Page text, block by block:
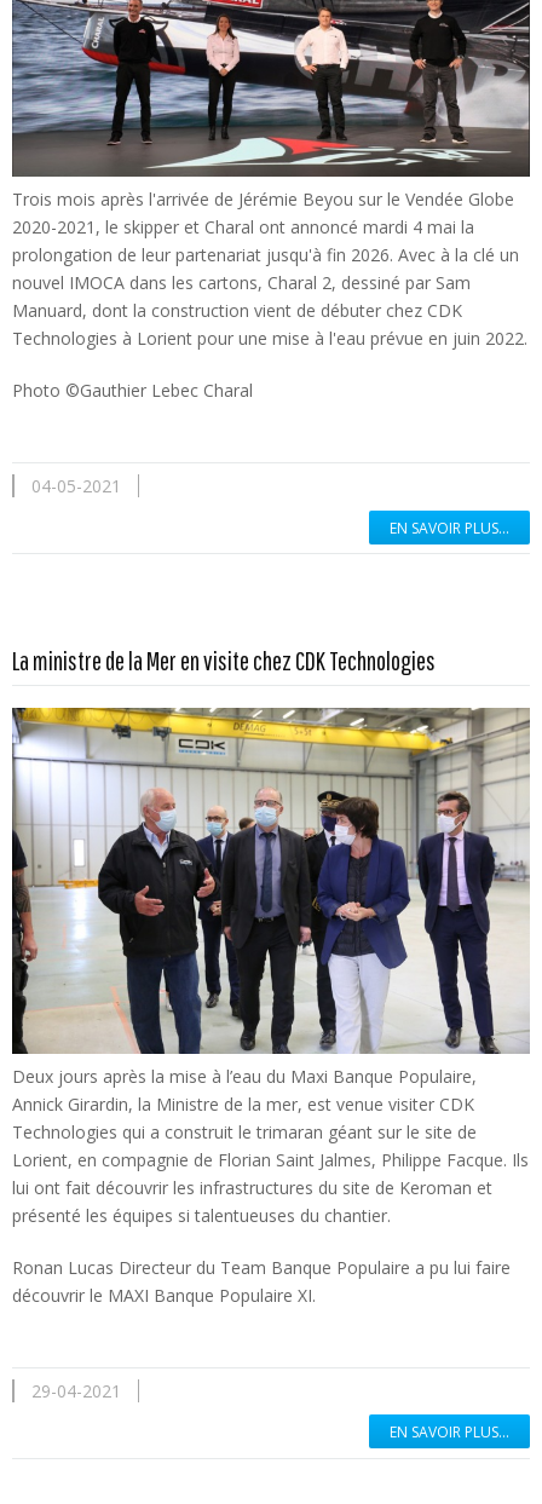
Trois mois après l'arrivée de Jérémie Beyou sur le Vendée Globe
2020-2021, le skipper et Charal ont annoncé mardi 4 mai la
prolongation de leur partenariat jusqu'à fin 2026. Avec à la clé un
nouvel IMOCA dans les cartons, Charal 2, dessiné par Sam
Manuard, dont la construction vient de débuter chez CDK
Technologies à Lorient pour une mise à l'eau prévue en juin 2022.
Photo ©Gauthier Lebec Charal
04-05-2021
EN SAVOIR PLUS...
La ministre de la Mer en visite chez CDK Technologies
Deux jours après la mise à l’eau du Maxi Banque Populaire,
Annick Girardin, la Ministre de la mer, est venue visiter CDK
Technologies qui a construit le trimaran géant sur le site de
Lorient, en compagnie de Florian Saint Jalmes, Philippe Facque. Ils
lui ont fait découvrir les infrastructures du site de Keroman et
présenté les équipes si talentueuses du chantier.
Ronan Lucas Directeur du Team Banque Populaire a pu lui faire
découvrir le MAXI Banque Populaire XI.
29-04-2021
EN SAVOIR PLUS...